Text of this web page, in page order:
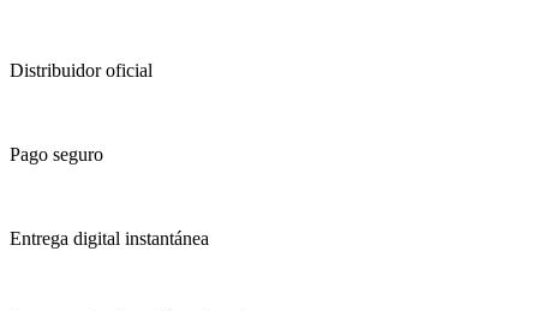
Distribuidor oficial
Pago seguro
Entrega digital instantánea